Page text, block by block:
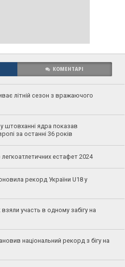
КОМЕНТАРІ
літній сезон з вражаючого
штовханні ядра показав
за останні 36 років
естафет 2024
рекорд України U18 у
участь в одному забігу на
національний рекорд з бігу на